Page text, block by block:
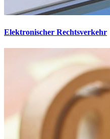
Elektronischer Rechtsverkehr